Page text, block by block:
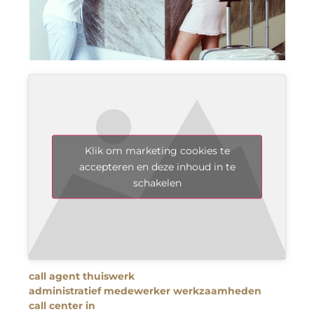
Klik om marketing cookies te
accepteren en deze inhoud in te
schakelen
call agent thuiswerk
administratief medewerker werkzaamheden
call center in